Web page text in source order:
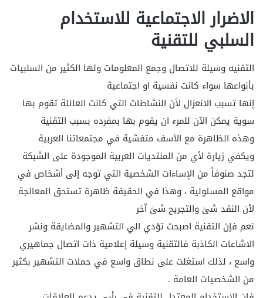
الاضرار الاجتماعية للاستخدام
السلبي للتقنية
التقنيه وسيلة للاتصال وجمع المعلومات ولها الكثير من السلبيات
بأنواعها سواء كانت نفسية او اجتماعية
إنها تسبب الانعزال لأن النشاطات التي كانت العائلة تقوم بها
سوية يمكن الآن للمرء ان يقوم بها بمفرده بسبب التقنية
وهذه الظاهرة مع الأسف متفشية في مجتمعاتنا العربية
ويكفي زيارة لأي من المنتديات العربية الموجودة على الشبكة
لتجد صنوفاً من الإساءات الشخصية التي توجه إلى أشخاص في
مواقع المسئولية ، وهذا في الحقيقة ظاهرة تستحق المعالجة
لأن النقد شئ والتجريح شئ آخر
نعم فإن التقنية اصبحت تؤدي الي التشهير والمضايقة ونشر
الاشاعات الكاذبة فالتقنية وسيلة إعلامية ذات اتصال جماهيري
واسع ، لذلك استغلت على نطاق واسع في حملات التشهير بكثير
من الشخصيات العامة .